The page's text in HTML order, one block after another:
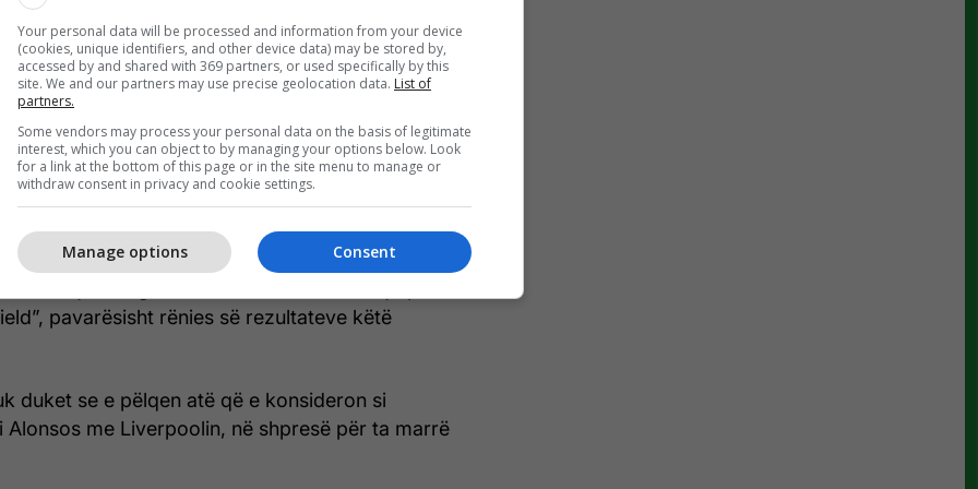
nga jashtë, duke e parë Liverpoolin dhe
in se si po luan te Bayern Munich, kjo është e
ta kuptoj”.
Sneijder argumenton se Slot ka bërë një punë
pavarësisht rënies së rezultateve këtë
duket se e pëlqen atë që e konsideron si
Alonsos me Liverpoolin, në shpresë për ta marrë
Your personal data will be processed and information from your device
(cookies, unique identifiers, and other device data) may be stored by,
accessed by and shared with 369 partners, or used specifically by this
site. We and our partners may use precise geolocation data. List of
partners.
Some vendors may process your personal data on the basis of legitimate
interest, which you can object to by managing your options below. Look
for a link at the bottom of this page or in the site menu to manage or
withdraw consent in privacy and cookie settings.
Consent
Manage options